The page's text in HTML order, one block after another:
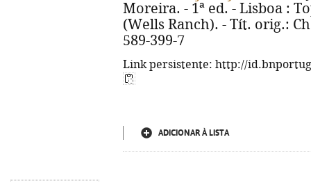
Moreira. - 1ª ed. - Lisboa :
(Wells Ranch). - Tít. orig.:
589-399-7
Link persistente: http://
ADICIONAR À LISTA